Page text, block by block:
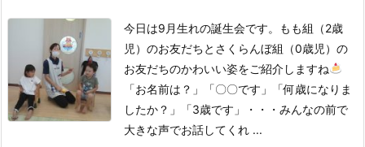
今日は9月生れの誕生会です。もも組（2歳
児）のお友だちとさくらんぼ組（0歳児）の
お友だちのかわいい姿をご紹介しますね
「お名前は？」「〇〇です」「何歳になりま
したか？」「3歳です」・・・みんなの前で
大きな声でお話してくれ ...